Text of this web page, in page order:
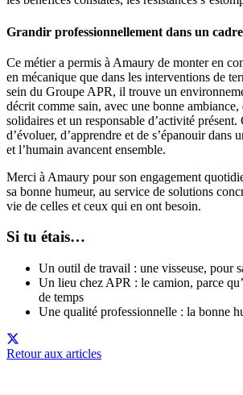
Grandir professionnellement dans un
Ce métier a permis à Amaury de monter en
en mécanique que dans les interventions de
sein du Groupe APR, il trouve un
décrit comme sain, avec une bonne ambiance,
solidaires et un responsable d’activité
d’évoluer, d’apprendre et de s’épanouir dans
et l’humain avancent ensemble.
Merci à Amaury pour son engagement
sa bonne humeur, au service de solutions
vie de celles et ceux qui en ont besoin.
Si tu étais…
Un outil de travail : une visseuse, pour
Un lieu chez APR : le camion, parce
de temps
Une qualité professionnelle : la bonne
Retour aux articles